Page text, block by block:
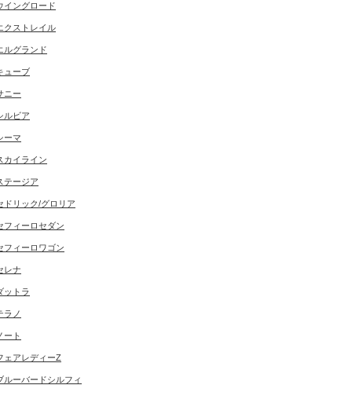
イングロード
クストレイル
ルグランド
ューブ
ニー
ルビア
ーマ
カイライン
テージア
ドリック/グロリア
フィーロセダン
フィーロワゴン
レナ
ットラ
ラノ
ート
ェアレディーZ
ルーバードシルフィ